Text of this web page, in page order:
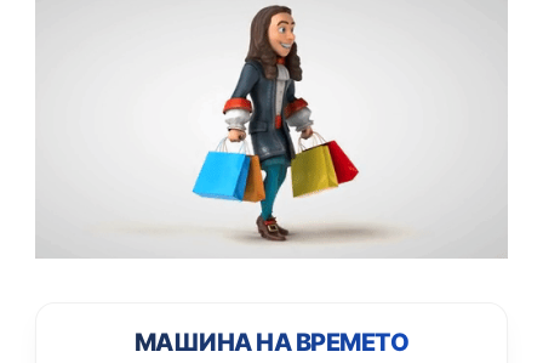
МАШИНА НА ВРЕМЕТО